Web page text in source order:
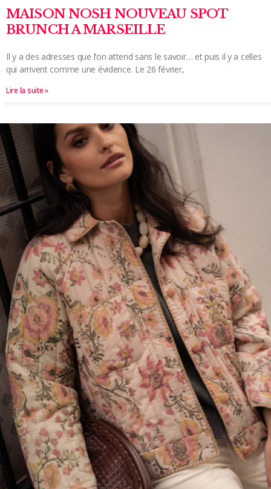
MAISON NOSH NOUVEAU SPOT
BRUNCH A MARSEILLE
Il y a des adresses que l’on attend sans le savoir… et puis il y a celles
qui arrivent comme une évidence. Le 26 février,
Lire la suite »